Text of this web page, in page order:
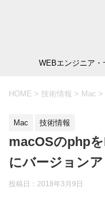
WEBエンジニア
HOME > 技術情報 > Mac >
Mac 技術情報
macOSのphp
にバージョン
投稿日： 2018年3月9日